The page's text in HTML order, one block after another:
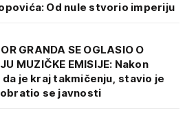
Od nule stvorio imperiju
GRANDA SE OGLASIO O
MUZIČKE EMISIJE: Nakon
da je kraj takmičenju, stavio je
se javnosti